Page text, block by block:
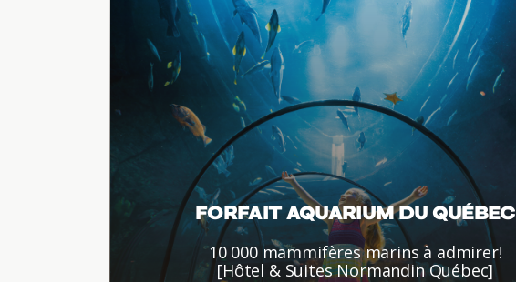
FORFAIT AQUARIUM DU QUÉBEC
10 000 mammifères marins à admirer!
[Hôtel & Suites Normandin Québec]